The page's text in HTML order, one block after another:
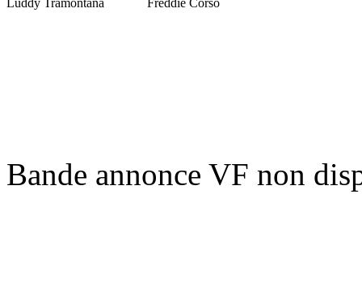
Bande annonce VF non